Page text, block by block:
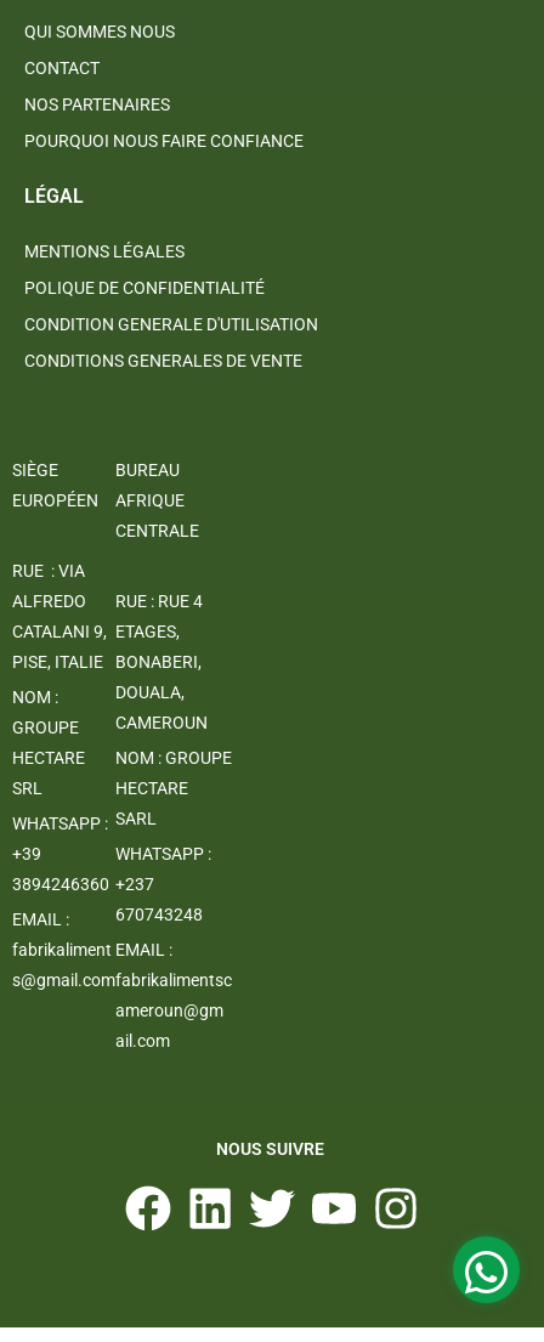
QUI SOMMES NOUS
CONTACT
NOS PARTENAIRES
POURQUOI NOUS FAIRE CONFIANCE
LÉGAL
MENTIONS LÉGALES
POLIQUE DE CONFIDENTIALITÉ
CONDITION GENERALE D'UTILISATION
CONDITIONS GENERALES DE VENTE
SIÈGE
EUROPÉEN
RUE : VIA
ALFREDO
CATALANI 9,
PISE, ITALIE
NOM :
GROUPE
HECTARE
SRL
WHATSAPP :
+39
3894246360
EMAIL :
fabrikaliment
s@gmail.com
BUREAU
AFRIQUE
CENTRALE
RUE : RUE 4
ETAGES,
BONABERI,
DOUALA,
CAMEROUN
NOM : GROUPE
HECTARE
SARL
WHATSAPP :
+237
670743248
EMAIL :
fabrikalimentsc
ameroun@gm
ail.com
NOUS SUIVRE